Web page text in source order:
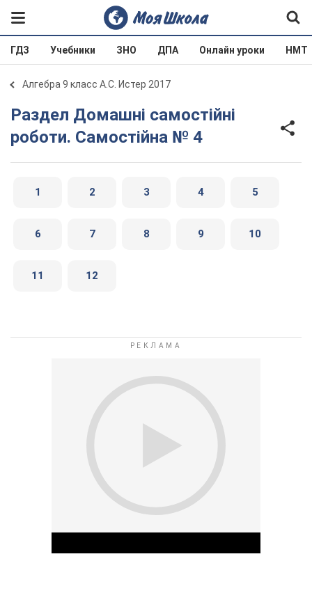
ГДЗ Учебники ЗНО ДПА Онлайн уроки НМТ
Алгебра 9 класс А.С. Истер 2017
Раздел Домашні самостійні
роботи. Самостійна № 4
1 2 3 4 5
6 7 8 9 10
11 12